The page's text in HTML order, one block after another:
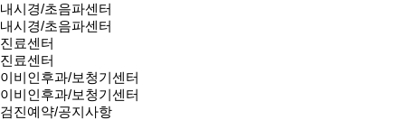
내시경/초음파센터
내시경/초음파센터
진료센터
진료센터
이비인후과/보청기센터
이비인후과/보청기센터
검진예약/공지사항